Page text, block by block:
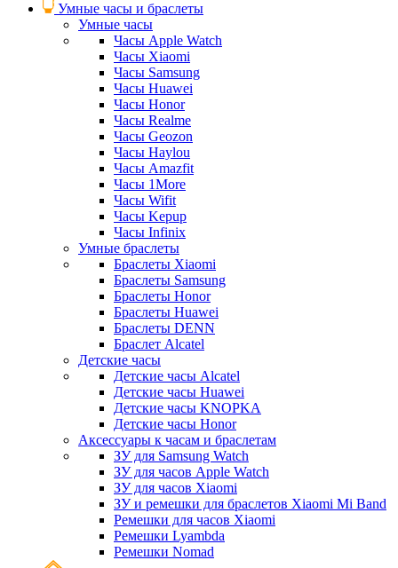
Умные часы и браслеты
Умные часы
Часы Apple Watch
Часы Xiaomi
Часы Samsung
Часы Huawei
Часы Honor
Часы Realme
Часы Geozon
Часы Haylou
Часы Amazfit
Часы 1More
Часы Wifit
Часы Kepup
Часы Infinix
Умные браслеты
Браслеты Xiaomi
Браслеты Samsung
Браслеты Honor
Браслеты Huawei
Браслеты DENN
Браслет Alcatel
Детские часы
Детские часы Alcatel
Детские часы Huawei
Детские часы KNOPKA
Детские часы Honor
Аксессуары к часам и браслетам
ЗУ для Samsung Watch
ЗУ для часов Apple Watch
ЗУ для часов Xiaomi
ЗУ и ремешки для браслетов Xiaomi Mi Band
Ремешки для часов Xiaomi
Ремешки Lyambda
Ремешки Nomad